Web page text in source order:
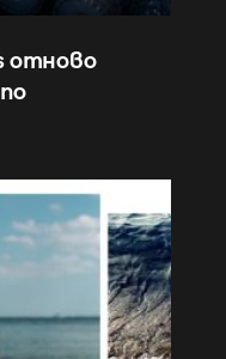
отново